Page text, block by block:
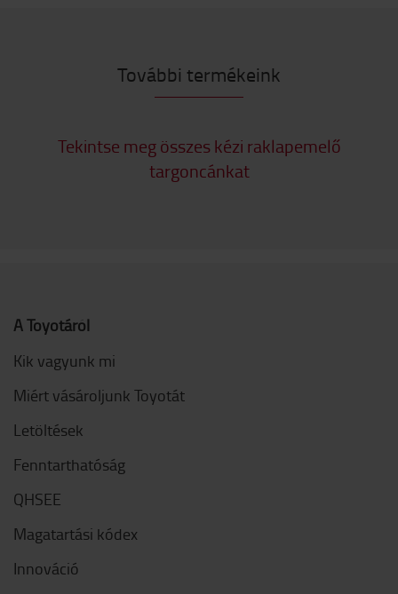
További termékeink
Tekintse meg összes kézi raklapemelő
targoncánkat
A Toyotáról
Kik vagyunk mi
Miért vásároljunk Toyotát
Letöltések
Fenntarthatóság
QHSEE
Magatartási kódex
Innováció